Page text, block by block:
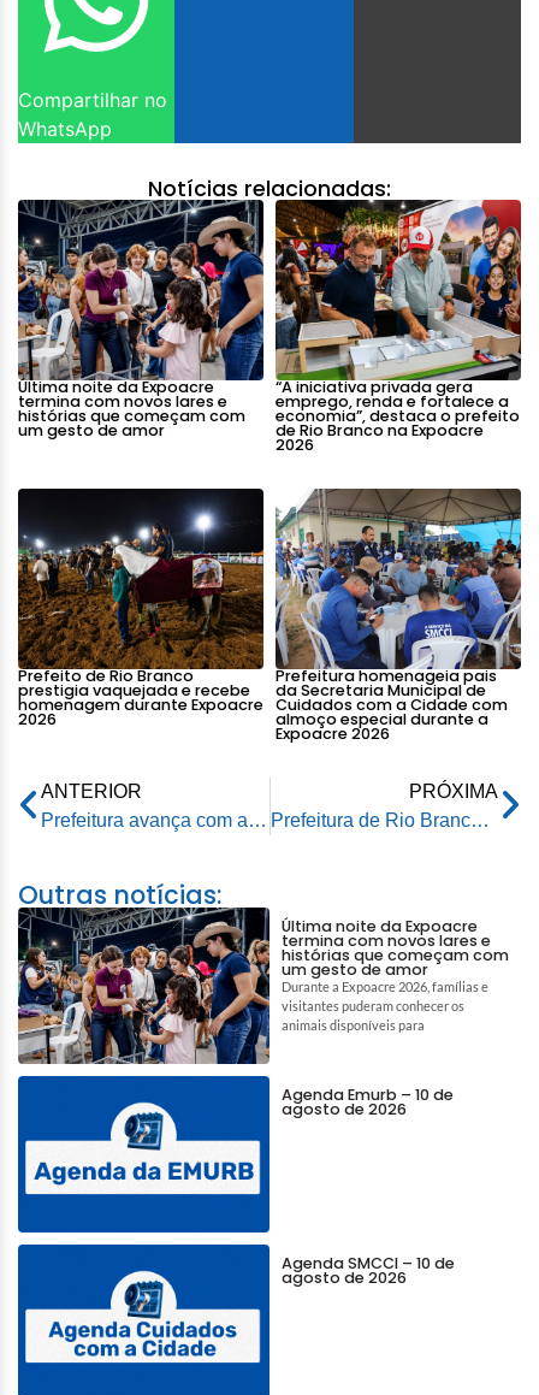
Compartilhar no
WhatsApp
Notícias relacionadas:
Última noite da Expoacre
termina com novos lares e
histórias que começam com
um gesto de amor
“A iniciativa privada gera
emprego, renda e fortalece a
economia”, destaca o prefeito
de Rio Branco na Expoacre
2026
Prefeito de Rio Branco
prestigia vaquejada e recebe
homenagem durante Expoacre
2026
Prefeitura homenageia pais
da Secretaria Municipal de
Cuidados com a Cidade com
almoço especial durante a
Expoacre 2026
ANTERIOR
Prefeitura avança com amplas frentes de serviços nos bairros da capital
PRÓXIMA
Prefeitura de Rio Branco convoca mais de 100 profissionais do processo seletivo da Educação
Outras notícias:
Última noite da Expoacre
termina com novos lares e
histórias que começam com
um gesto de amor
Durante a Expoacre 2026, famílias e
visitantes puderam conhecer os
animais disponíveis para
Agenda Emurb – 10 de
agosto de 2026
Agenda SMCCI – 10 de
agosto de 2026